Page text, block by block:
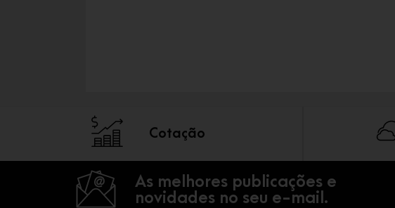
Cotação
As melhores publicações e
novidades no seu e-mail.